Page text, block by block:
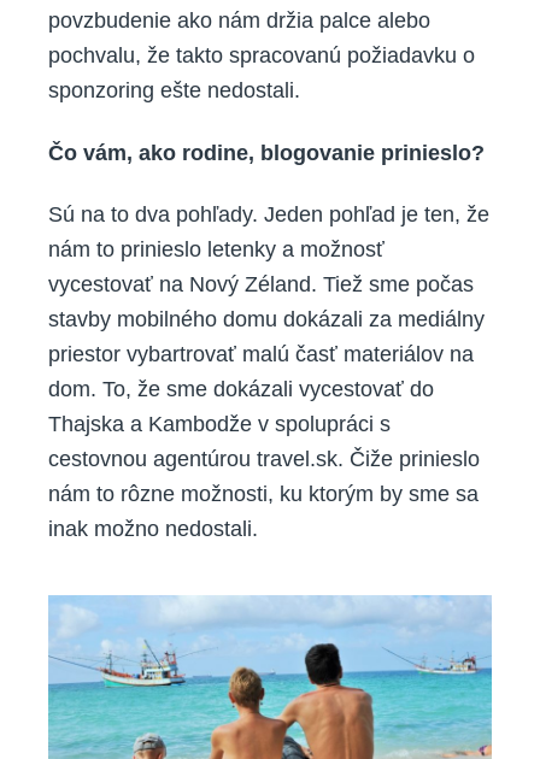
povzbudenie ako nám držia palce alebo
pochvalu, že takto spracovanú požiadavku o
sponzoring ešte nedostali.
Čo vám, ako rodine, blogovanie prinieslo?
Sú na to dva pohľady. Jeden pohľad je ten, že
nám to prinieslo letenky a možnosť
vycestovať na Nový Zéland. Tiež sme počas
stavby mobilného domu dokázali za mediálny
priestor vybartrovať malú časť materiálov na
dom. To, že sme dokázali vycestovať do
Thajska a Kambodže v spolupráci s
cestovnou agentúrou travel.sk. Čiže prinieslo
nám to rôzne možnosti, ku ktorým by sme sa
inak možno nedostali.